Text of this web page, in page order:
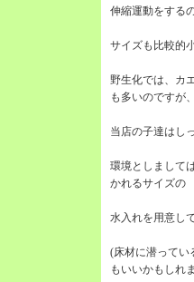
伸縮運動をする
サイズも比較的
野生化では、カ
も多いのですが、
当店の子達はし
環境としまして
かれるサイズの
水入れを用意し
(床材に潜ってい
もいいかもしれ